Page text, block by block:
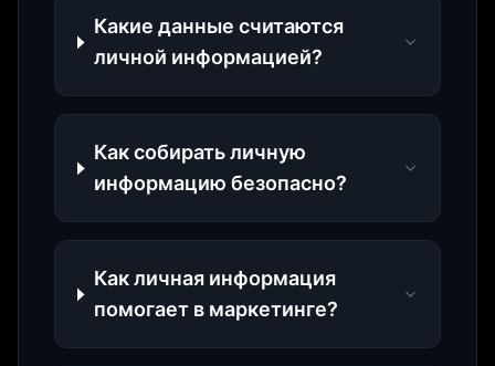
Какие данные считаются
личной информацией?
Как собирать личную
информацию безопасно?
Как личная информация
помогает в маркетинге?